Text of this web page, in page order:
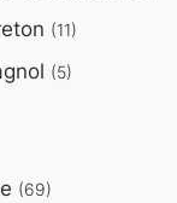
(11)
(5)
(69)